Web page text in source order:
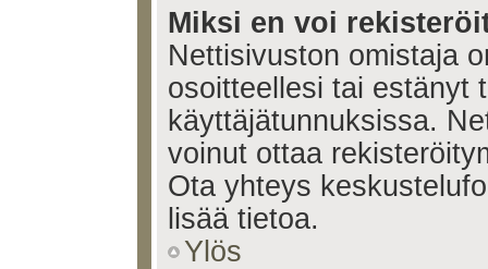
Miksi en voi
Nettisivuston omistaja
osoitteellesi tai estänyt
käyttäjätunnuksissa.
voinut ottaa
Ota yhteys
lisää tietoa.
Ylös